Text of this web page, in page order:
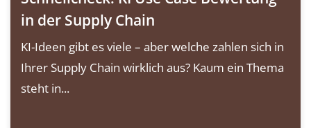
in der Supply Chain
KI-Ideen gibt es viele – aber welche zahlen sich in
Ihrer Supply Chain wirklich aus? Kaum ein Thema
steht in...